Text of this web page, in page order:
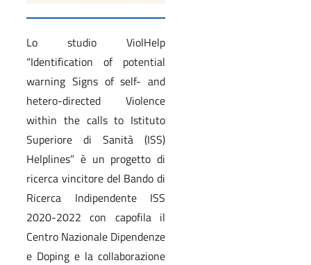
Lo studio ViolHelp
“Identification of potential
warning Signs of self- and
hetero-directed Violence
within the calls to Istituto
Superiore di Sanità (ISS)
Helplines” è un progetto di
ricerca vincitore del Bando di
Ricerca Indipendente ISS
2020-2022 con capofila il
Centro Nazionale Dipendenze
e Doping e la collaborazione